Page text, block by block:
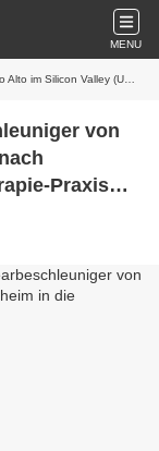
MENU
in die Strahlentherapie-Praxis Mainfranken
von
Praxis